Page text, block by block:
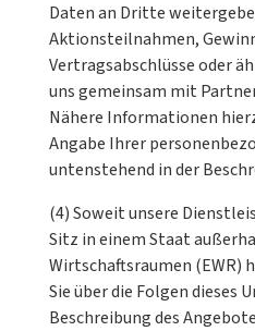
Daten an Dritte
Aktionsteilnahmen,
Vertragsabschlüsse oder
uns gemeinsam mit
Nähere Informationen
Angabe Ihrer
untenstehend in der
(4) Soweit unsere
Sitz in einem Staat
Wirtschaftsraumen (EWR)
Sie über die Folgen dieses
Beschreibung des